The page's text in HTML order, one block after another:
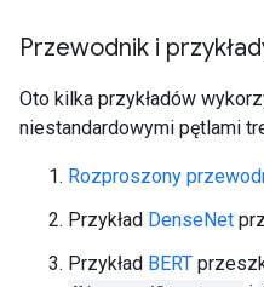
Przewodnik i
Oto kilka przykładów
niestandardowymi pętlami
Rozproszony
Przykład DenseNet
Przykład BERT